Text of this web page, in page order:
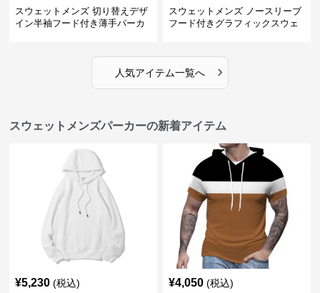
スウェットメンズ 切り替えデザ
イン半袖フード付き薄手パーカ
スウェットメンズ ノースリーブ
フード付きグラフィックスウェ
人気アイテム一覧へ ›
スウェットメンズパーカーの新着アイテム
¥5,230 (税込) ¥4,050 (税込)